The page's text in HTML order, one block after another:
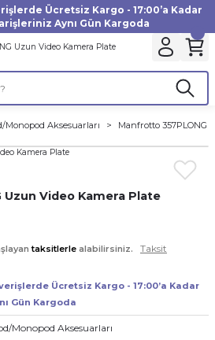
Ücretsiz Kargo - 17:00’a Kadar
Aynı Gün Kargoda
Dön
Dön
Dön
Dön
Dön
Dön
Dön
Dön
Dön
Dön
Dön
Dön
Monopod Aksesuarları Manfrotto 357PLONG
Video Kamera Plate
taksitlerle alabilirsiniz.
Taksit
Ücretsiz Kargo - 17:00’a Kadar
Gün Kargoda
Monopod Aksesuarları